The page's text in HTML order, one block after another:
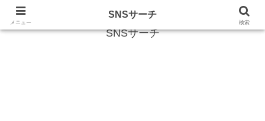
SNSサーチ
メニュー
SNSサーチ
検索